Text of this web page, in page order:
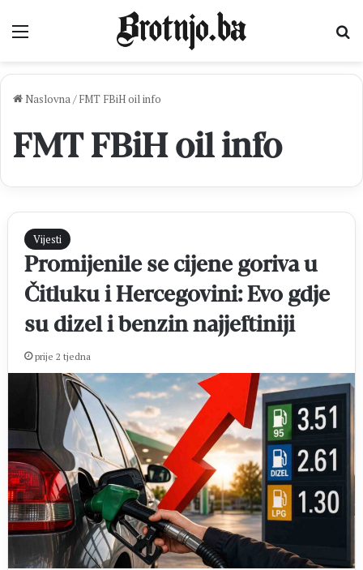
Naslovna/ FMT FBiH oil info
FMT FBiH oil info
Vijesti
Promijenile se cijene goriva u
Čitluku i Hercegovini: Evo gdje
su dizel i benzin najjeftiniji
prije 2 tjedna